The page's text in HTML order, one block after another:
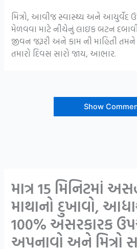
મિત્રો, આવીજ સ્વાસ્થ્ય અને આયુર્વેદ
મેળવવા માટે નીચેનું લાઇક બટન
જીવન જરૂરી અને કામ ની માહિતી
તમારો દિવસ સારો જાય, આભાર.
Show
માત્ર 15 મિનિટમાં
માથાનો દુખાવો,
100% અસરકારક
અપનાવો અને મિત્રો